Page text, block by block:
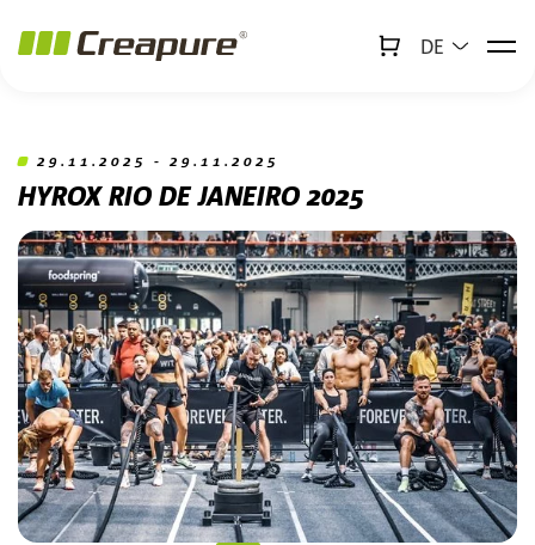
DE
29.11.2025 - 29.11.2025
HYROX RIO DE JANEIRO 2025